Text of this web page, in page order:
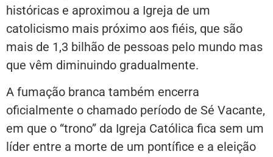
históricas e aproximou a Igreja de um
catolicismo mais próximo aos fiéis, que são
mais de 1,3 bilhão de pessoas pelo mundo mas
que vêm diminuindo gradualmente.
A fumação branca também encerra
oficialmente o chamado período de Sé Vacante,
em que o “trono” da Igreja Católica fica sem um
líder entre a morte de um pontífice e a eleição